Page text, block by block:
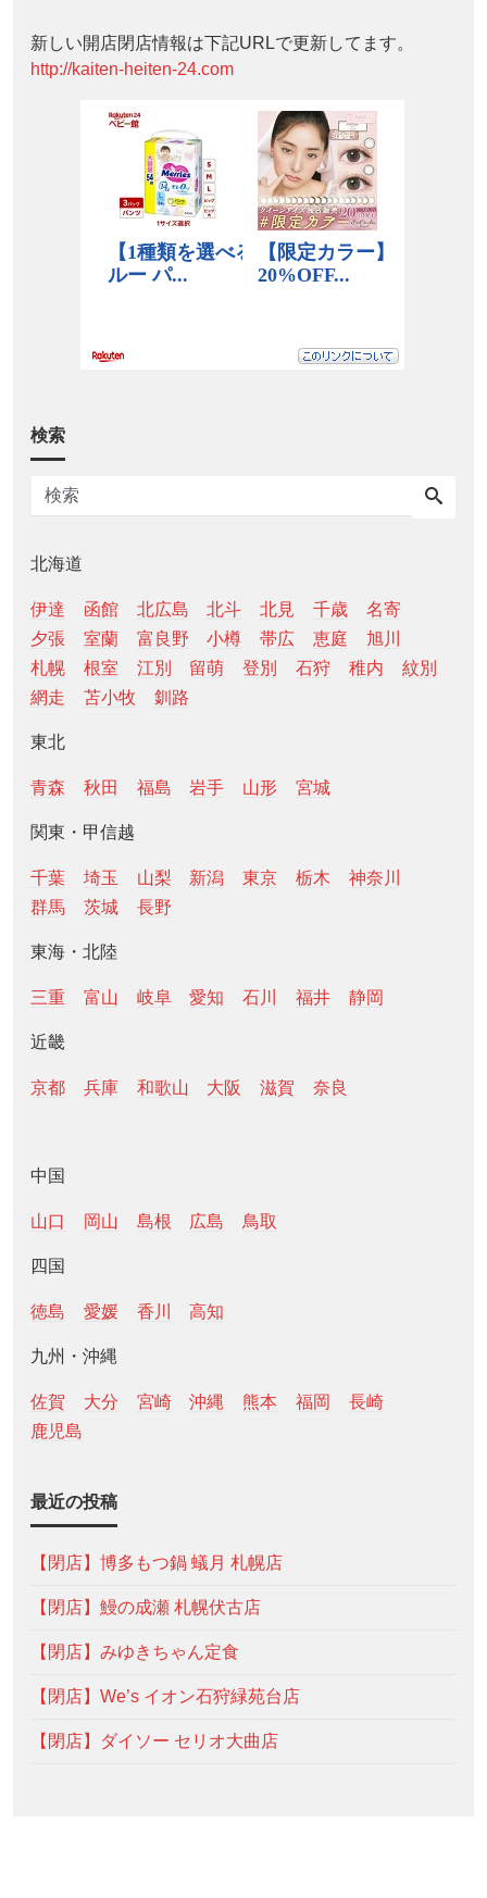
新しい開店閉店情報は下記URLで更新してます。
http://kaiten-heiten-24.com
検索
北海道
伊達 函館 北広島 北斗 北見 千歳
名寄
夕張
室蘭 富良野 小樽 帯広 恵庭
旭川
札幌
根室 江別 留萌 登別 石狩 稚内
紋別
網走
苫小牧 釧路
東北
青森 秋田 福島 岩手 山形 宮城
関東・甲信越
千葉 埼玉 山梨 新潟 東京 栃木
神奈川
群馬
茨城 長野
東海・北陸
三重 富山 岐阜 愛知 石川 福井 静岡
近畿
京都 兵庫 和歌山 大阪 滋賀 奈良
中国
山口 岡山 島根 広島 鳥取
四国
徳島 愛媛 香川 高知
九州・沖縄
佐賀 大分 宮崎 沖縄 熊本 福岡
長崎
鹿児島
最近の投稿
【閉店】博多もつ鍋 蟻月 札幌店
【閉店】鰻の成瀬 札幌伏古店
【閉店】みゆきちゃん定食
【閉店】We’s イオン石狩緑苑台店
【閉店】ダイソー セリオ大曲店